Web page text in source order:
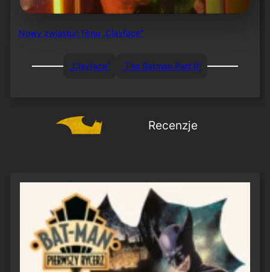
Nowy zwiastun filmu „Clayface”
„Clayface” „The Batman Part II”
Recenzje